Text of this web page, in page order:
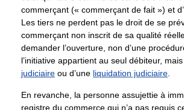
commerçant (« commerçant de fait ») et
Les tiers ne perdent pas le droit de se
commerçant non inscrit de sa qualité
demander l’ouverture, non d’une
l’initiative appartient au seul débiteur, mais
judiciaire ou d’une liquidation judiciaire
En revanche, la personne assujettie à
registre du commerce qui n’a pas requis